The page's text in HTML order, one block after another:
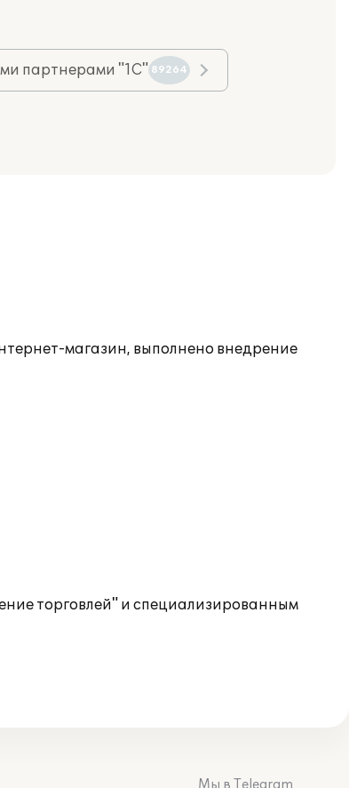
партнерами "1С" 89264
магазин, выполнено внедрение
торговлей" и специализированным
Мы в Telegram